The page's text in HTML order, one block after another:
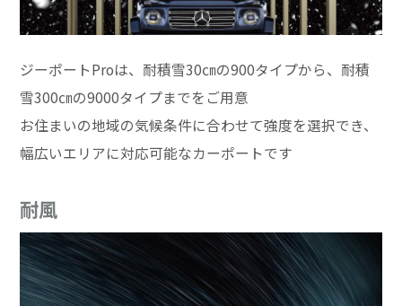
ジーポートProは、耐積雪30㎝の900タイプから、耐積
雪300㎝の9000タイプまでをご用意
お住まいの地域の気候条件に合わせて強度を選択でき、
幅広いエリアに対応可能なカーポートです
耐風